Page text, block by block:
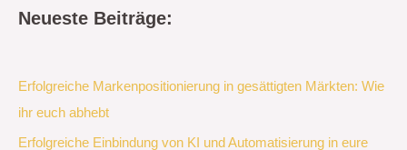
Neueste Beiträge:
Erfolgreiche Markenpositionierung in gesättigten Märkten: Wie
ihr euch abhebt
Erfolgreiche Einbindung von KI und Automatisierung in eure